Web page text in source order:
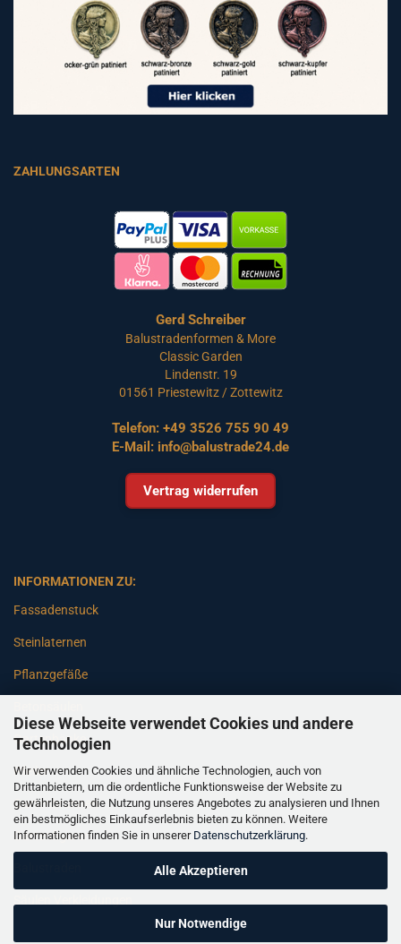
Diese Webseite verwendet Cookies und andere
Technologien
Wir verwenden Cookies und ähnliche Technologien, auch von
Drittanbietern, um die ordentliche Funktionsweise der Website zu
gewährleisten, die Nutzung unseres Angebotes zu analysieren und Ihnen
ein bestmögliches Einkaufserlebnis bieten zu können. Weitere
Informationen finden Sie in unserer Datenschutzerklärung.
Alle Akzeptieren
Nur Notwendige
ZAHLUNGSARTEN
Gerd Schreiber
Balustradenformen & More
Classic Garden
Lindenstr. 19
01561 Priestewitz / Zottewitz
Telefon: +49 3526 755 90 49
E-Mail: info@balustrade24.de
Vertrag widerrufen
INFORMATIONEN ZU:
Fassadenstuck
Steinlaternen
Pflanzgefäße
Gartenbänke
Pfeiler
Gartenbrunnen
Gartenfiguren